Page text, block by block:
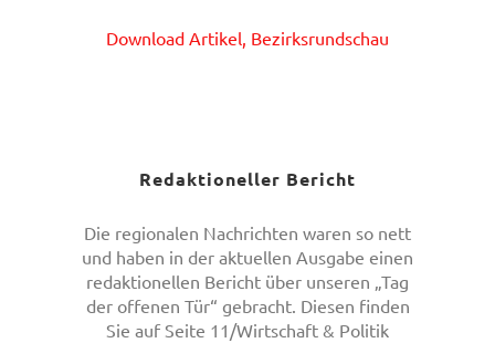
Download Artikel, Bezirksrundschau
Redaktioneller Bericht
Die regionalen Nachrichten waren so nett
und haben in der aktuellen Ausgabe einen
redaktionellen Bericht über unseren „Tag
der offenen Tür“ gebracht. Diesen finden
Sie auf Seite 11/Wirtschaft & Politik